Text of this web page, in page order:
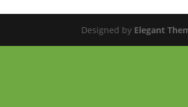
Designed by Elegant